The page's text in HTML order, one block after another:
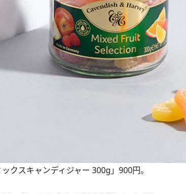
クスキャンディジャー 300g」900円。